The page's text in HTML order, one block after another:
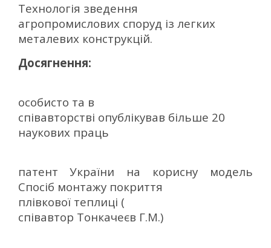
Технологія зведення
агропромислових споруд із легких
металевих конструкцій.
Досягнення:
особисто та в
співавторстві опублікував більше 20
наукових праць
патент
України на корисну модель
Спосіб монтажу покриття
плівкової теплиці (
співавтор Тонкачеєв Г.М.)